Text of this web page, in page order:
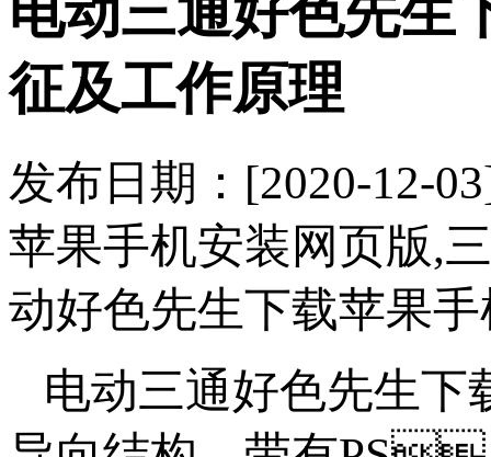
电动三通好色先生
征及工作原理
发布日期：[2020-
苹果手机安装网页版,
动好色先生下载苹果手
电动三通好色先生下